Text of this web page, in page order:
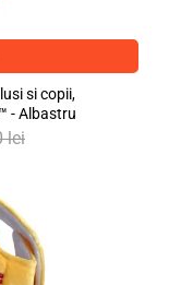
si copii,
- Albastru
lei